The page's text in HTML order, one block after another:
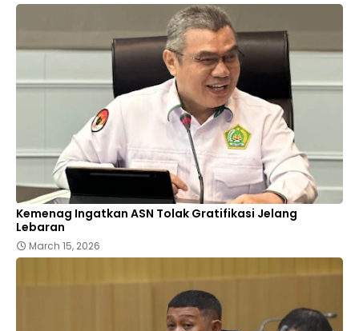
Kemenag Ingatkan ASN Tolak Gratifikasi Jelang
Lebaran
March 15, 2026